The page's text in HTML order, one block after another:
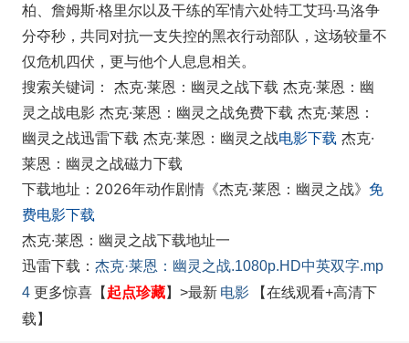
柏、詹姆斯·格里尔以及干练的军情六处特工艾玛·马洛争
分夺秒，共同对抗一支失控的黑衣行动部队，这场较量不
仅危机四伏，更与他个人息息相关。
搜索关键词： 杰克·莱恩：幽灵之战下载 杰克·莱恩：幽
灵之战电影 杰克·莱恩：幽灵之战免费下载 杰克·莱恩：
幽灵之战迅雷下载 杰克·莱恩：幽灵之战电影下载 杰克·
莱恩：幽灵之战磁力下载
下载地址：2026年动作剧情《杰克·莱恩：幽灵之战》 免
费电影下载
杰克·莱恩：幽灵之战下载地址一
迅雷下载： 杰克·莱恩：幽灵之战.1080p.HD中英双字.mp
4 更多惊喜【 起点珍藏】>最新 电影
【在线观看+高清下
载】